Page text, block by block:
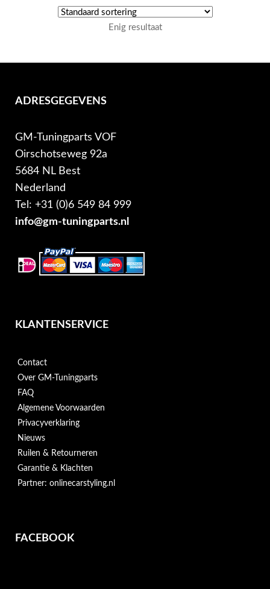
Enig resultaat
ADRESGEGEVENS
GM-Tuningparts VOF
Oirschotseweg 92a
5684 NL Best
Nederland
Tel: +31 (0)6 549 84 999
info@gm-tuningparts.nl
KLANTENSERVICE
Contact
Over GM-Tuningparts
FAQ
Algemene Voorwaarden
Privacyverklaring
Nieuws
Ruilen & Retourneren
Garantie & Klachten
Partner: onlinecarstyling.nl
FACEBOOK